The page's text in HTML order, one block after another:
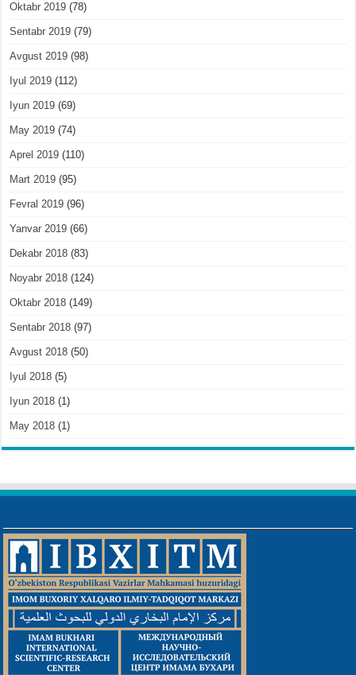
Oktabr 2019 (78)
Sentabr 2019 (79)
Avgust 2019 (98)
Iyul 2019 (112)
Iyun 2019 (69)
May 2019 (74)
Aprel 2019 (110)
Mart 2019 (95)
Fevral 2019 (96)
Yanvar 2019 (66)
Dekabr 2018 (83)
Noyabr 2018 (124)
Oktabr 2018 (149)
Sentabr 2018 (97)
Avgust 2018 (50)
Iyul 2018 (5)
Iyun 2018 (1)
May 2018 (1)